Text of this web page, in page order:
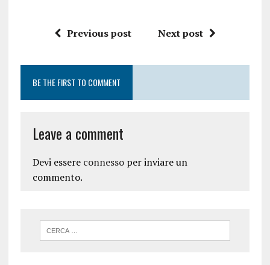
Previous post Next post
BE THE FIRST TO COMMENT
Leave a comment
Devi essere connessoper inviare un
commento.